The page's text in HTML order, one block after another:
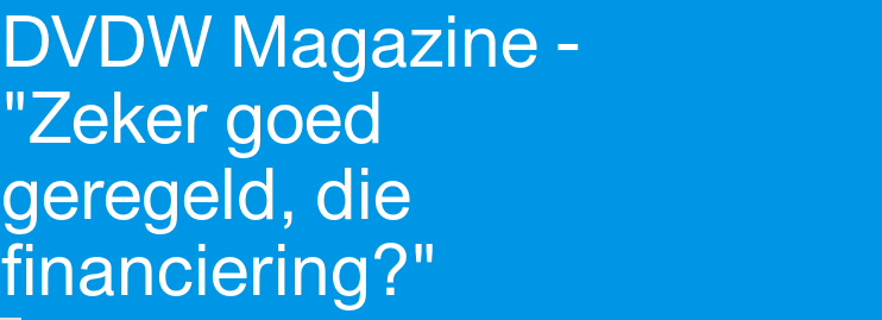
DVDW Magazine -
"Zeker goed
geregeld, die
financiering?"